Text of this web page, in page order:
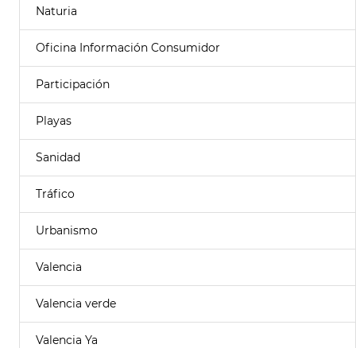
Naturia
Oficina Información Consumidor
Participación
Playas
Sanidad
Tráfico
Urbanismo
Valencia
Valencia verde
Valencia Ya